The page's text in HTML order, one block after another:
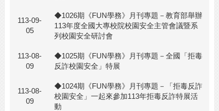
113-09-
05
◆1026期《FUN學務》月刊專題－教育部舉辦
113年度全國大專校院校園安全主管會議暨系
列校園安全研討會
113-08-
09
◆1025期《FUN學務》月刊專題－全國「拒毒
反詐校園安全」特展
113-08-
09
◆1024期《FUN學務》月刊專題－「拒毒反詐
校園安全」一起來參加113年拒毒反詐特展活
動